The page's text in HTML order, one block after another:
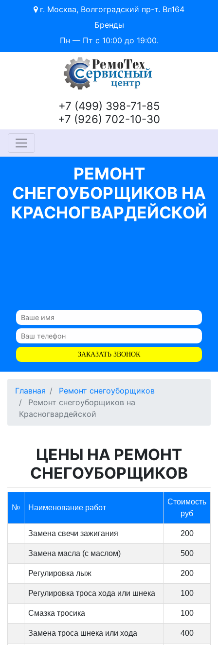
г. Москва, Волгоградский пр-т. Вл164
Бренды
Пн — Пт с 10:00 до 19:00.
+7 (499) 398-71-85
+7 (926) 702-10-30
РЕМОНТ
СНЕГОУБОРЩИКОВ НА
КРАСНОГВАРДЕЙСКОЙ
ЗАКАЗАТЬ ЗВОНОК
Главная
Ремонт снегоуборщиков
Ремонт снегоуборщиков на
Красногвардейской
ЦЕНЫ НА РЕМОНТ
СНЕГОУБОРЩИКОВ
№ Наименование работ
Стоимость
руб
Замена свечи зажигания 200
Замена масла (с маслом) 500
Регулировка лыж 200
Регулировка троса хода или шнека 100
Смазка тросика 100
Замена троса шнека или хода 400